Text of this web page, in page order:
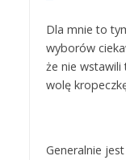
Dla mnie to
wyborów
że nie wstawili
wolę
Generalnie